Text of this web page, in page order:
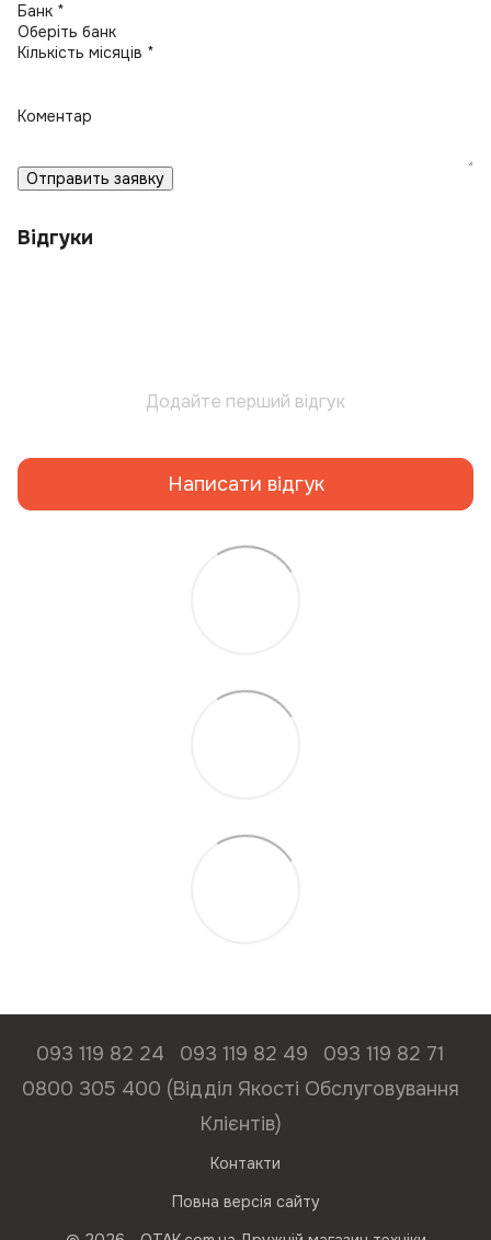
Банк *
Кількість місяців *
Коментар
Отправить заявку
Відгуки
Додайте перший відгук
Написати відгук
093 119 82 24 093 119 82 49
093 119 82 71
0800 305 400 (Відділ Якості Обслуговування
Клієнтів)
Контакти
Повна версія сайту